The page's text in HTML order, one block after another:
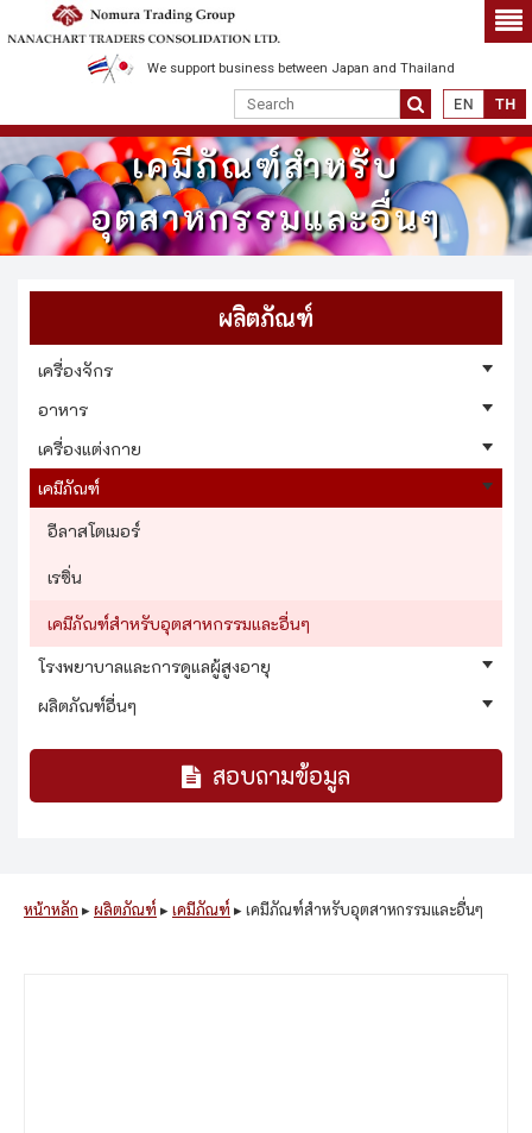
We support business between Japan and Thailand
เคมีภัณฑ์สำหรับ
อุตสาหกรรมและอื่นๆ
ผลิตภัณฑ์
เครื่องจักร
อาหาร
เครื่องแต่งกาย
เคมีภัณฑ์
อีลาสโตเมอร์
เรซิ่น
เคมีภัณฑ์สำหรับอุตสาหกรรมและอื่นๆ
โรงพยาบาลและการดูแลผู้สูงอายุ
ผลิตภัณฑ์อื่นๆ
สอบถามข้อมูล
หน้าหลัก ▸ ผลิตภัณฑ์ ▸ เคมีภัณฑ์ ▸ เคมีภัณฑ์สำหรับอุตสาหกรรมและอื่นๆ